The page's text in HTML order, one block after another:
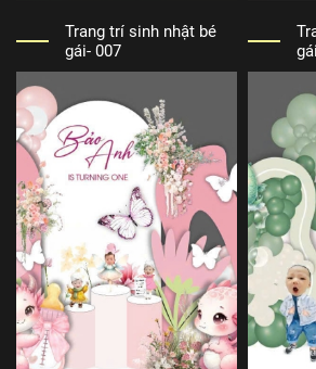
Trang trí sinh nhật bé
gái- 007